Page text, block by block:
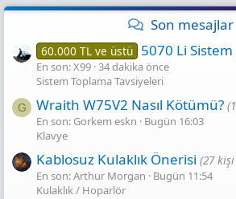
Son mesajlar
60.000 TL ve üstü 5070 Li Sistem
En son: X99 34 dakika önce
Sistem Toplama Tavsiyeleri
G Wraith W75V2 Nasıl Kötümü?
En son: Gorkem eskn
Bugün 16:03
Klavye
Kablosuz Kulaklık Önerisi (27
En son: Arthur Morgan
Bugün 11:54
Kulaklık / Hoparlör